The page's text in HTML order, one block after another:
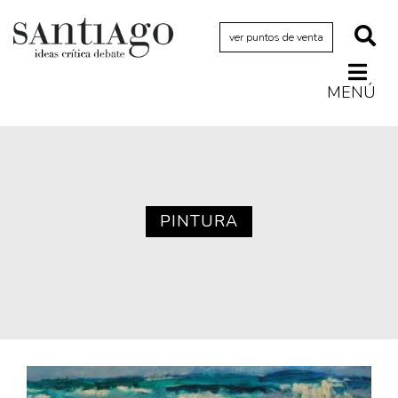
ver puntos de venta
MENÚ
PINTURA